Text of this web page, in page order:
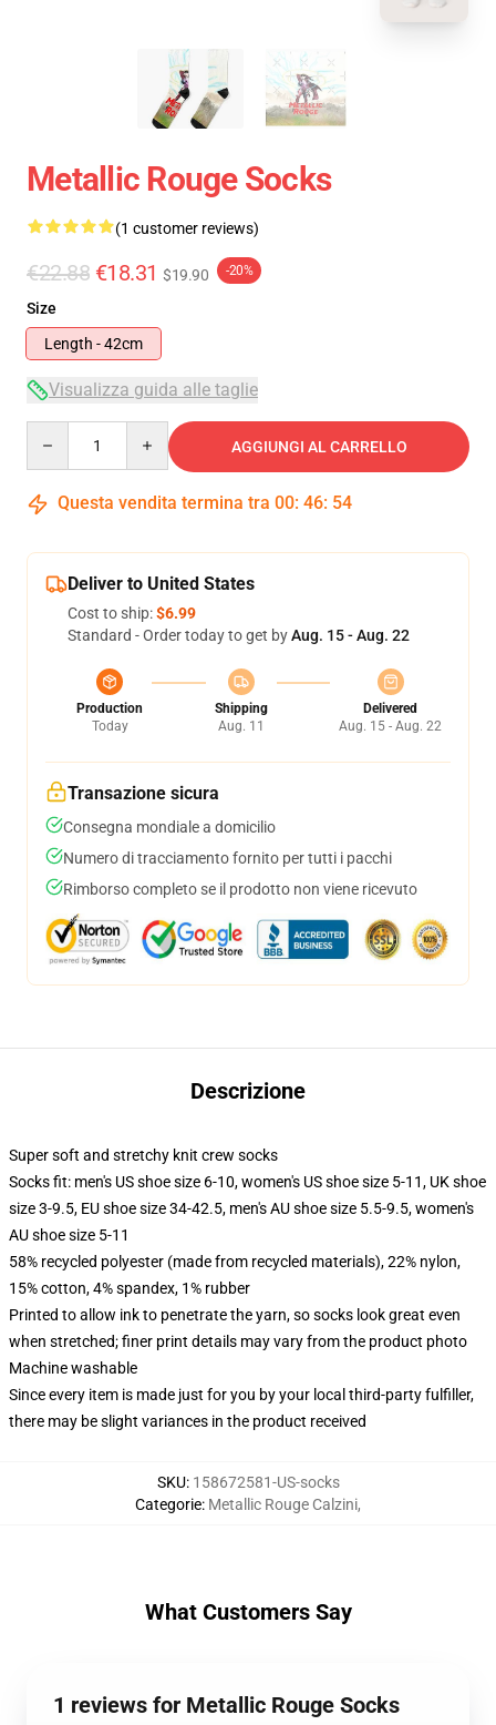
Metallic Rouge Socks
(1 customer reviews)
€22.88 €18.31 $19.90 -20%
Size
Length - 42cm
Visualizza guida alle taglie
AGGIUNGI AL CARRELLO
Questa vendita termina tra 00: 46: 53
Deliver to United States
Cost to ship:$6.99
Standard - Order today to get byAug. 15 - Aug. 22
Production
Today
Shipping
Aug. 11
Delivered
Aug. 15 - Aug. 22
Transazione sicura
Consegna mondiale a domicilio
Numero di tracciamento fornito per tutti i pacchi
Rimborso completo se il prodotto non viene ricevuto
Descrizione
Super soft and stretchy knit crew socks
Socks fit: men's US shoe size 6-10, women's US shoe size 5-11, UK shoe
size 3-9.5, EU shoe size 34-42.5, men's AU shoe size 5.5-9.5, women's
AU shoe size 5-11
58% recycled polyester (made from recycled materials), 22% nylon,
15% cotton, 4% spandex, 1% rubber
Printed to allow ink to penetrate the yarn, so socks look great even
when stretched; finer print details may vary from the product photo
Machine washable
Since every item is made just for you by your local third-party fulfiller,
there may be slight variances in the product received
SKU: 158672581-US-socks
Categorie: Metallic Rouge Calzini,
What Customers Say
1 reviews for Metallic Rouge Socks